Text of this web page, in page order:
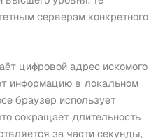
серверам конкретного
цифровой адрес искомого
информацию в локальном
браузер использует
сокращает длительность
за части секунды,